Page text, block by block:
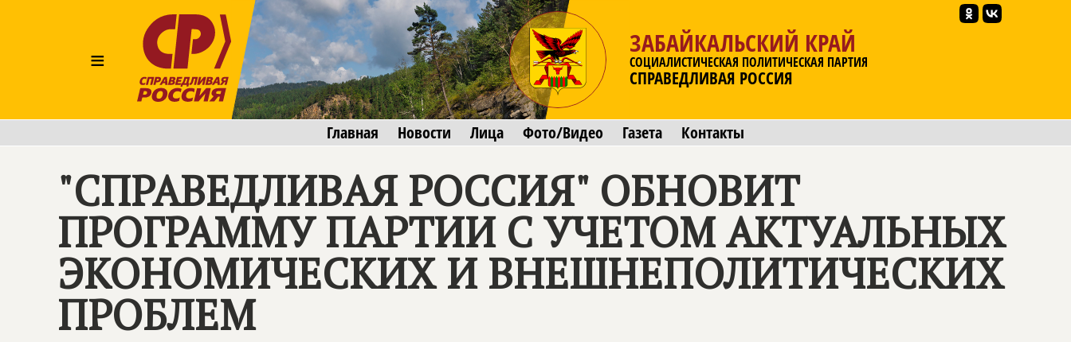
≡
ЗАБАЙКАЛЬСКИЙ КРАЙ
СОЦИАЛИСТИЧЕСКАЯ ПОЛИТИЧЕСКАЯ ПАРТИЯ
СПРАВЕДЛИВАЯ РОССИЯ
Главная Новости Лица Фото/Видео Газета Контакты
"СПРАВЕДЛИВАЯ РОССИЯ" ОБНОВИТ
ПРОГРАММУ ПАРТИИ С УЧЕТОМ АКТУАЛЬНЫХ
ЭКОНОМИЧЕСКИХ И ВНЕШНЕПОЛИТИЧЕСКИХ
ПРОБЛЕМ